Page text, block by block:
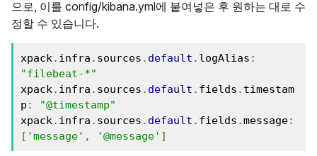
으로, 이를 config/kibana.yml에 붙여넣은 후 원하는 대로 수
정할 수 있습니다.
xpack. infra . sources . default . logAlias :
"filebeat-*"
xpack. infra . sources . default . fields . timestam
p :
"@timestamp"
xpack. infra . sources . default . fields .message:
[ 'message' , '@message' ]